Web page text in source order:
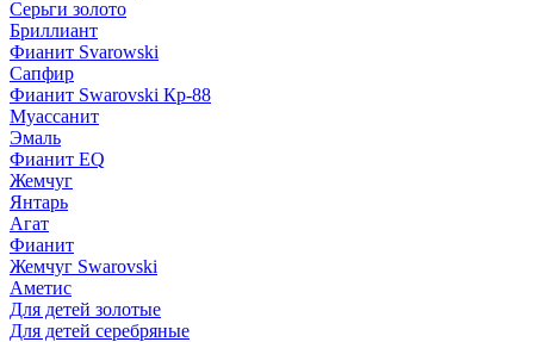
Серьги золото
Бриллиант
Фианит Svarowski
Сапфир
Фианит Swarovski Кр-88
Муассанит
Эмаль
Фианит EQ
Жемчуг
Янтарь
Агат
Фианит
Жемчуг Swarovski
Аметис
Для детей золотые
Для детей серебряные